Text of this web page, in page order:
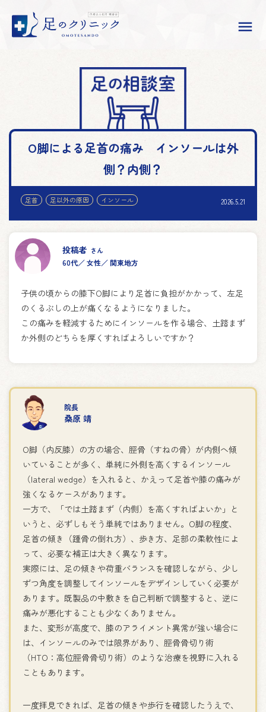
O脚による足首の痛み インソールは外
側？内側？
足首 足以外の原因 インソール 2026.5.21
投稿者 さん
60代 女性 関東地方
子供の頃からの膝下O脚により足首に負担がかかって、左足
のくるぶしの上が痛くなるようになりました。
この痛みを軽減するためにインソールを作る場合、土踏まず
か外側のどちらを厚くすればよろしいですか？
院長
桑原 靖
O脚（内反膝）の方の場合、脛骨（すねの骨）が内側へ傾
いていることが多く、単純に外側を高くするインソール
（lateral wedge）を入れると、かえって足首や膝の痛みが
強くなるケースがあります。
一方で、「では土踏まず（内側）を高くすればよいか」と
いうと、必ずしもそう単純ではありません。O脚の程度、
足首の傾き（踵骨の倒れ方）、歩き方、足部の柔軟性によ
って、必要な補正は大きく異なります。
実際には、足の傾きや荷重バランスを確認しながら、少し
ずつ角度を調整してインソールをデザインしていく必要が
あります。既製品の中敷きを自己判断で調整すると、逆に
痛みが悪化することも少なくありません。
また、変形が高度で、膝のアライメント異常が強い場合に
は、インソールのみでは限界があり、脛骨骨切り術
（HTO：高位脛骨骨切り術）のような治療を視野に入れる
こともあります。
一度拝見できれば、足首の傾きや歩行を確認したうえで、
